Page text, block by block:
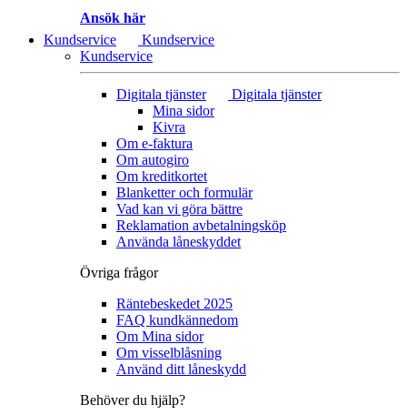
Ansök här
Kundservice
Kundservice
Kundservice
Digitala tjänster
Digitala tjänster
Mina sidor
Kivra
Om e-faktura
Om autogiro
Om kreditkortet
Blanketter och formulär
Vad kan vi göra bättre
Reklamation avbetalningsköp
Använda låneskyddet
Övriga frågor
Räntebeskedet 2025
FAQ kundkännedom
Om Mina sidor
Om visselblåsning
Använd ditt låneskydd
Behöver du hjälp?